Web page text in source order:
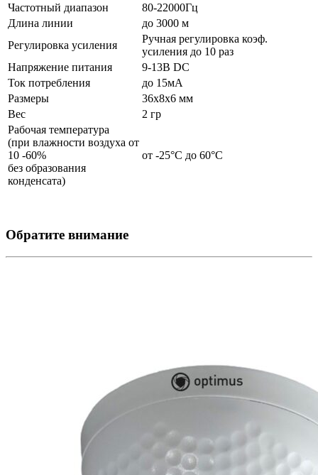
Частотный диапазон
80-22000Гц
Длина линии
до 3000 м
Регулировка усиления
Ручная регулировка коэф.
усиления до 10 раз
Напряжение питания
9-13В DC
Ток потребления
до 15мА
Размеры
36х8х6 мм
Вес
2 гр
Рабочая температура
(при влажности воздуха от
10 -60%
без образования
конденсата)
от -25°С до 60°С
Обратите внимание